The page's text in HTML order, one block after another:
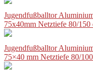
Jugendfußballtor
75x40mm Netztiefe 80/150
Jugendfußballtor
75×40 mm Netztiefe 80/